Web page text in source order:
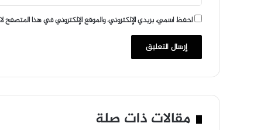
احفظ اسمي، بريدي الإلكتروني، والموقع الإلكتروني في هذا المتصفح
مقالات ذات صلة